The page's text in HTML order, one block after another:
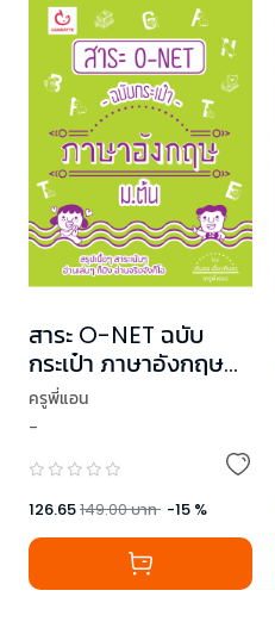
สาระ O-NET ฉบับ
กระเป๋า ภาษาอังกฤษ
ม.ต้น
ครูพี่แอน
-
126.65149.00บาท -15 %